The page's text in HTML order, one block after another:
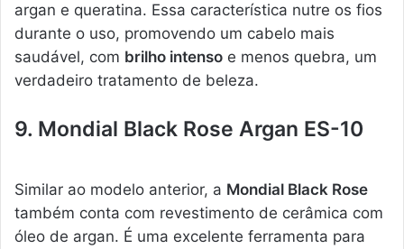
argan e queratina. Essa característica nutre os fios
durante o uso, promovendo um cabelo mais
saudável, com brilho intenso e menos quebra, um
verdadeiro tratamento de beleza.
9. Mondial Black Rose Argan ES-10
Similar ao modelo anterior, a Mondial Black Rose
também conta com revestimento de cerâmica com
óleo de argan. É uma excelente ferramenta para